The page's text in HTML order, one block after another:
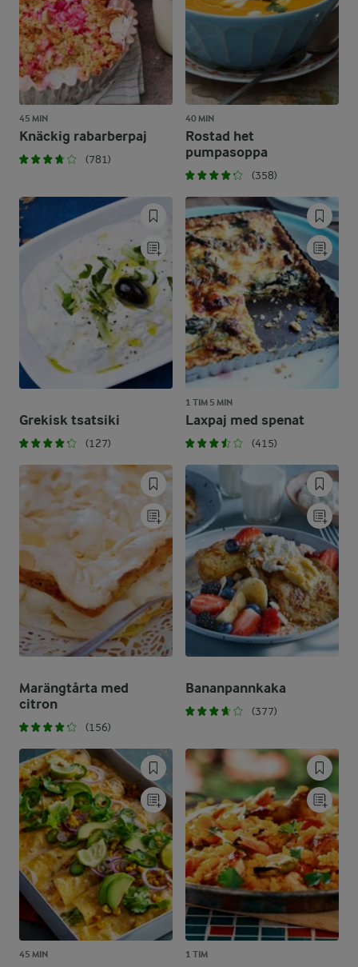
45 MIN
Knäckig rabarberpaj
(781)
40 MIN
Rostad het
pumpasoppa
(358)
Grekisk tsatsiki
(127)
1 TIM 5 MIN
Laxpaj med spenat
(415)
Marängtårta med
citron
(156)
Bananpannkaka
(377)
45 MIN 1 TIM